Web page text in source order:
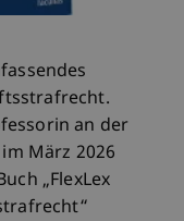
an der
März 2026
„FlexLex